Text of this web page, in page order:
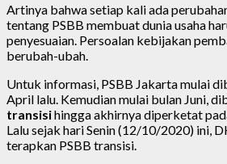
Artinya bahwa setiap kali ada
tentang PSBB membuat dunia usaha
penyesuaian. Persoalan kebijakan
berubah-ubah.
Untuk informasi, PSBB Jakarta mulai
April lalu. Kemudian mulai bulan Juni,
transisihingga akhirnya diperketat
Lalu sejak hari Senin (12/10/2020) ini,
terapkan PSBB transisi.